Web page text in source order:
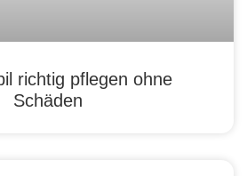
richtig pflegen ohne
Schäden